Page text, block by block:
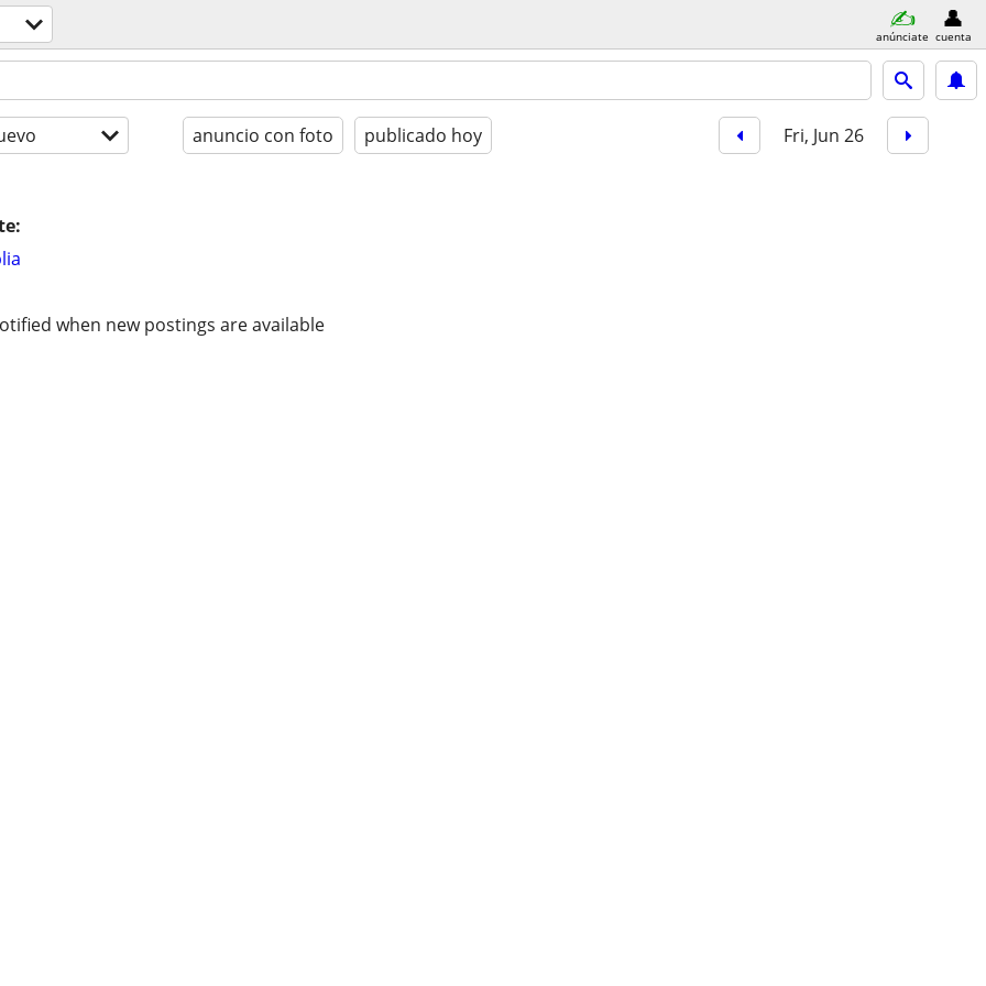
anúnciate cuenta
anuncio con foto publicado hoy Fri, Jun 26
when new postings are available